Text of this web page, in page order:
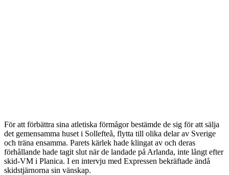
För att förbättra sina atletiska förmågor bestämde de sig för att sälja
det gemensamma huset i Sollefteå, flytta till olika delar av Sverige
och träna ensamma. Parets kärlek hade klingat av och deras
förhållande hade tagit slut när de landade på Arlanda, inte långt efter
skid-VM i Planica. I en intervju med Expressen bekräftade ändå
skidstjärnorna sin vänskap.